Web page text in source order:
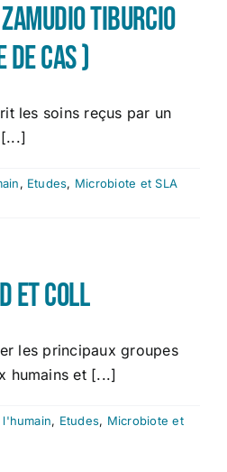
c’est quoi ?
Tiburcio
de cas )
les soins reçus par un
, Etudes, Microbiote et SLA
D Et coll
les principaux groupes
humains et [...]
, Etudes, Microbiote et